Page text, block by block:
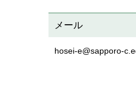
メール
hosei-e@sapporo-